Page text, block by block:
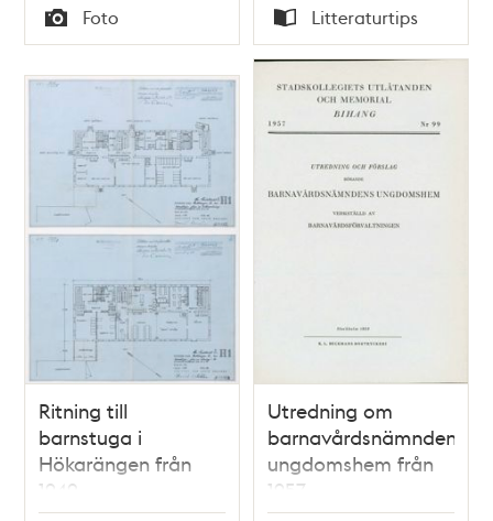
Tid
Typ
Foto
Tid
Typ
Litteraturtips
Ritning till
barnstuga i
Hökarängen från
1949
Utredning om
barnavårdsnämndens
ungdomshem från
1957